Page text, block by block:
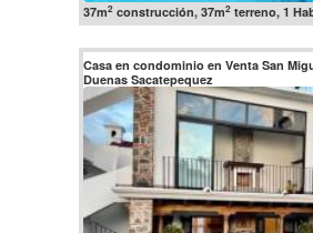
37m2construcción, 37m2terreno, 1
Casa en condominio en Venta San
Duenas Sacatepequez